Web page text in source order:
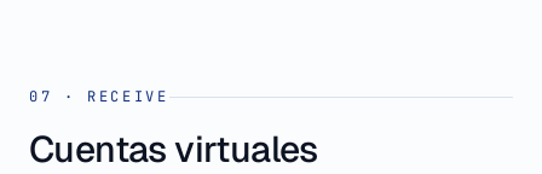
07 · RECEIVE
Cuentas virtuales